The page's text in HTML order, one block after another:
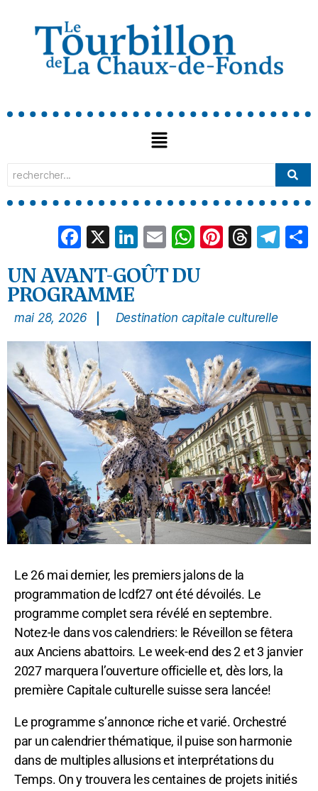
Facebook
X LinkedIn
EmailWhatsApp
Pinterest
UN AVANT-GOÛT DU
PROGRAMME
mai 28, 2026 Destination capitale culturelle
Le 26 mai dernier, les premiers jalons de la
programmation de lcdf27 ont été dévoilés. Le
programme complet sera révélé en septembre.
Notez-le dans vos calendriers: le Réveillon se fêtera
aux Anciens abattoirs. Le week-end des 2 et 3 janvier
2027 marquera l’ouverture officielle et, dès lors, la
première Capitale culturelle suisse sera lancée!
Le programme s’annonce riche et varié. Orchestré
par un calendrier thématique, il puise son harmonie
dans de multiples allusions et interprétations du
Temps. On y trouvera les centaines de projets initiés